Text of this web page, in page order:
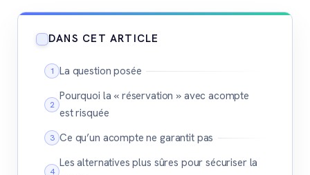
DANS CET ARTICLE
La question posée
Pourquoi la « réservation » avec acompte
est risquée
Ce qu’un acompte ne garantit pas
Les alternatives plus sûres pour sécuriser la